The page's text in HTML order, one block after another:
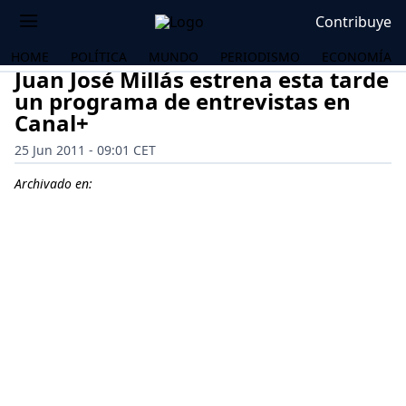
Contribuye
HOME POLÍTICA MUNDO PERIODISMO ECONOMÍA
Juan José Millás estrena esta tarde
un programa de entrevistas en
Canal+
25 Jun 2011 - 09:01 CET
Archivado en: